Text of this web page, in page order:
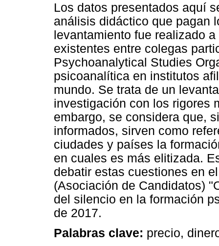
Los datos presentados aquí
análisis didáctico que pagan
levantamiento fue realizado
existentes entre colegas
Psychoanalytical Studies
psicoanalítica en institutos
mundo. Se trata de un
investigación con los rigores
embargo, se considera que,
informados, sirven como
ciudades y países la
en cuales es más elitizada.
debatir estas cuestiones en
(Asociación de Candidatos)
del silencio en la formación
de 2017.
Palabras clave: precio,